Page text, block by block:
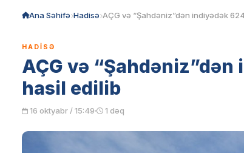
Ana Səhifə Hadisə
HADISƏ
AÇG və
hasil edilib
16 oktyabr / 15:49 1 dəq